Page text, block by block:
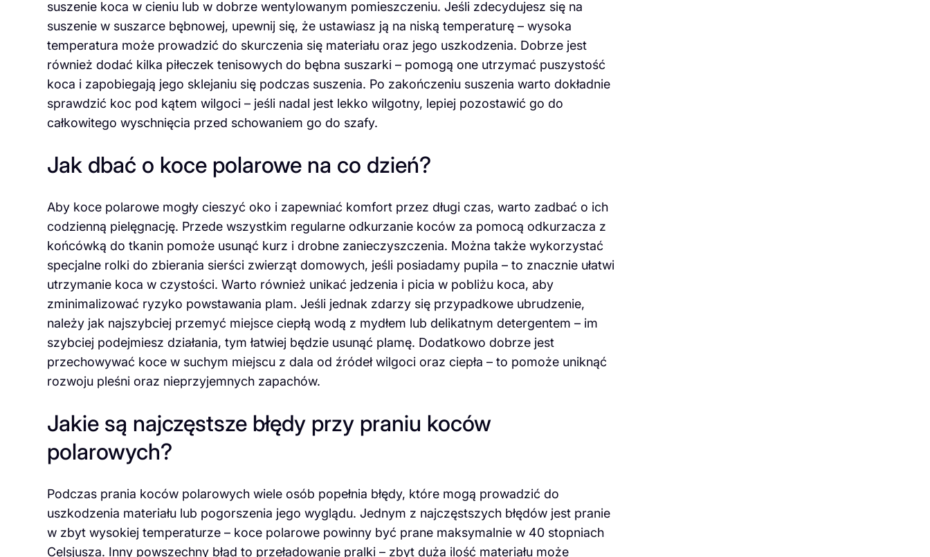
suszenie koca w cieniu lub w dobrze wentylowanym pomieszczeniu. Jeśli zdecydujesz się na
suszenie w suszarce bębnowej, upewnij się, że ustawiasz ją na niską temperaturę – wysoka
temperatura może prowadzić do skurczenia się materiału oraz jego uszkodzenia. Dobrze jest
również dodać kilka piłeczek tenisowych do bębna suszarki – pomogą one utrzymać puszystość
koca i zapobiegają jego sklejaniu się podczas suszenia. Po zakończeniu suszenia warto dokładnie
sprawdzić koc pod kątem wilgoci – jeśli nadal jest lekko wilgotny, lepiej pozostawić go do
całkowitego wyschnięcia przed schowaniem go do szafy.
Jak dbać o koce polarowe na co dzień?
Aby koce polarowe mogły cieszyć oko i zapewniać komfort przez długi czas, warto zadbać o ich
codzienną pielęgnację. Przede wszystkim regularne odkurzanie koców za pomocą odkurzacza z
końcówką do tkanin pomoże usunąć kurz i drobne zanieczyszczenia. Można także wykorzystać
specjalne rolki do zbierania sierści zwierząt domowych, jeśli posiadamy pupila – to znacznie ułatwi
utrzymanie koca w czystości. Warto również unikać jedzenia i picia w pobliżu koca, aby
zminimalizować ryzyko powstawania plam. Jeśli jednak zdarzy się przypadkowe ubrudzenie,
należy jak najszybciej przemyć miejsce ciepłą wodą z mydłem lub delikatnym detergentem – im
szybciej podejmiesz działania, tym łatwiej będzie usunąć plamę. Dodatkowo dobrze jest
przechowywać koce w suchym miejscu z dala od źródeł wilgoci oraz ciepła – to pomoże uniknąć
rozwoju pleśni oraz nieprzyjemnych zapachów.
Jakie są najczęstsze błędy przy praniu koców
polarowych?
Podczas prania koców polarowych wiele osób popełnia błędy, które mogą prowadzić do
uszkodzenia materiału lub pogorszenia jego wyglądu. Jednym z najczęstszych błędów jest pranie
w zbyt wysokiej temperaturze – koce polarowe powinny być prane maksymalnie w 40 stopniach
Celsjusza. Inny powszechny błąd to przeładowanie pralki – zbyt duża ilość materiału może